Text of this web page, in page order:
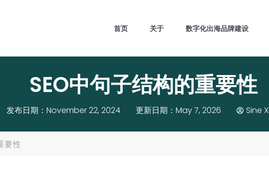
首页 关于 数字化出海品牌建设
SEO中句子结构的重要性
发布日期：November 22, 2024 更新日期：May 7, 2026 Sine
要性